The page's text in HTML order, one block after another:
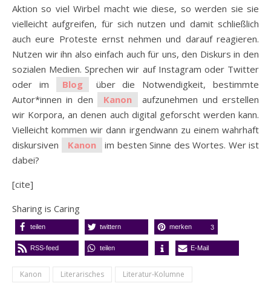
Aktion so viel Wirbel macht wie diese, so werden sie sie
vielleicht aufgreifen, für sich nutzen und damit schließlich
auch eure Proteste ernst nehmen und darauf reagieren.
Nutzen wir ihn also einfach auch für uns, den Diskurs in den
sozialen Medien. Sprechen wir auf Instagram oder Twitter
oder im
Blog
über die Notwendigkeit, bestimmte
Autor*innen in den
Kanon
aufzunehmen und erstellen
wir Korpora, an denen auch digital geforscht werden kann.
Vielleicht kommen wir dann irgendwann zu einem wahrhaft
diskursiven
Kanon
im besten Sinne des Wortes. Wer ist
dabei?
[cite]
Sharing is Caring
teilen twittern merken 3
RSS-feed teilen E-Mail
Kanon Literarisches
Literatur-Kolumne